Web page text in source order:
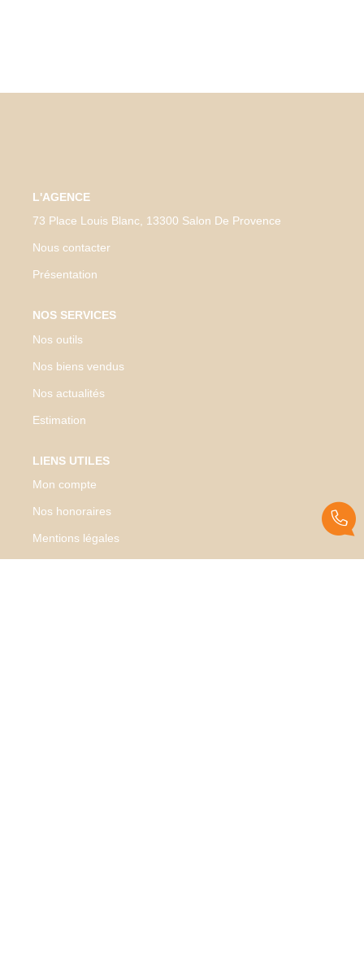
L'AGENCE
73 Place Louis Blanc, 13300 Salon De Provence
Nous contacter
Présentation
NOS SERVICES
Nos outils
Nos biens vendus
Nos actualités
Estimation
LIENS UTILES
Mon compte
Nos honoraires
Mentions légales